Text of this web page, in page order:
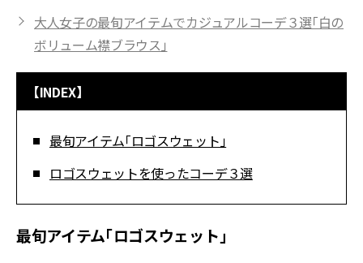
大人女子の最旬アイテムでカジュアルコーデ３選「白の
ボリューム襟ブラウス」
【INDEX】
最旬アイテム「ロゴスウェット」
ロゴスウェットを使ったコーデ３選
最旬アイテム「ロゴスウェット」